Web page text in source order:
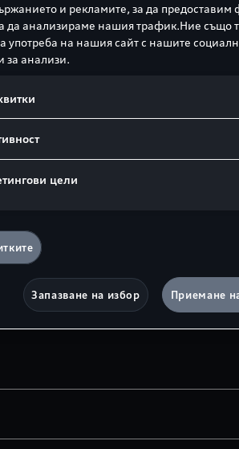
и рекламите, за да предоставим
да анализираме нашия трафик.Ние също
употреба на нашия сайт с нашите
за анализи.
цели
Запазване на избор Приемане